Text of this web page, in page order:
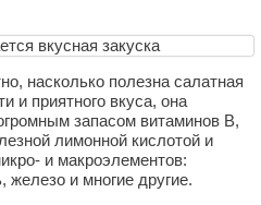
насколько полезна салатная
и приятного вкуса, она
запасом витаминов В,
лимонной кислотой и
и макроэлементов:
железо и многие другие.